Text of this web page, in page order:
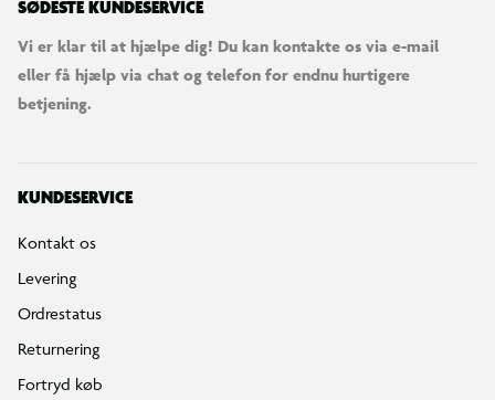
SØDESTE KUNDESERVICE
Vi er klar til at hjælpe dig! Du kan kontakte os via e-mail
eller få hjælp via chat og telefon for endnu hurtigere
betjening.
KUNDESERVICE
Kontakt os
Levering
Ordrestatus
Returnering
Fortryd køb